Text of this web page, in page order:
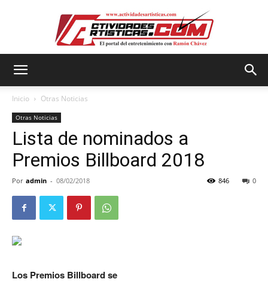
Inicio Otras Noticias
Otras Noticias
Lista de nominados a
Premios Billboard 2018
Por admin - 08/02/2018 0
846
Los Premios Billboard se